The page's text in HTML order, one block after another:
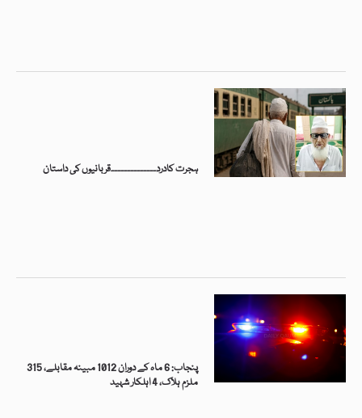
ہجرت کادرد۔۔۔۔۔۔۔۔۔۔۔۔۔۔قربانیوں کی داستان
پنجاب: 6 ماہ کے دوران 1012 مبینہ مقابلے، 315
ملزم ہلاک، 4 اہلکار شہید